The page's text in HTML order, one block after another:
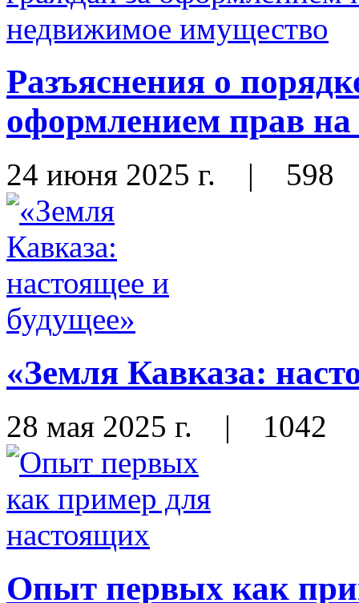
Разъяснения о
оформлением прав
24 июня 2025 г. | 598
«Земля Кавказа:
28 мая 2025 г. | 1042
Опыт первых как